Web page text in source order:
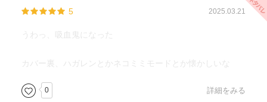
5 2025.03.21
うわっ、吸血鬼になった
カバー裏、ハガレンとかネコミミモードとか懐かしいな
0 詳細をみる